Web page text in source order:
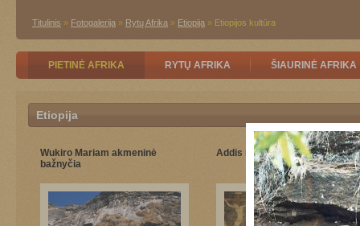
Titulinis » Fotogalerija » Rytų Afrika » Etiopija » Etiopijos kultūra
PIETINĖ AFRIKA RYTŲ AFRIKA ŠIAURINĖ AFRIKA
Etiopija
Wukiro Mariam akmeninė
bažnyčia
Addis muziejus